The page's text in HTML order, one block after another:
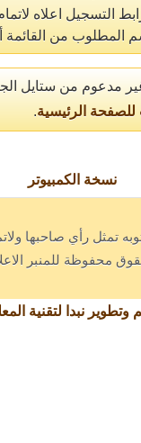
التسجيل اعلاه
المطلوب من القائمة
مدعوم من ستايل
الرئيسية.
نسخة الكمبيوتر
تمثل رأي صاحبها
محفوظة للمنبر
وتطوير نبدا لتقنية